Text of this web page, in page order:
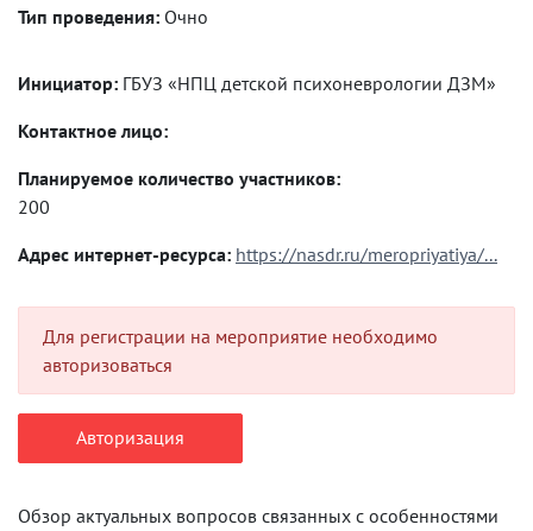
Тип проведения: Очно
Инициатор: ГБУЗ «НПЦ детской психоневрологии ДЗМ»
Контактное лицо:
Планируемое количество участников:
200
Адрес интернет-ресурса: https://nasdr.ru/meropriyatiya/...
Для регистрации на мероприятие необходимо
авторизоваться
Авторизация
Обзор актуальных вопросов связанных с особенностями